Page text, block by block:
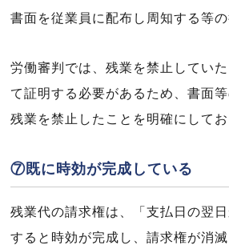
書面を従業員に配布し周知する等の
労働審判では、残業を禁止してい
て証明する必要があるため、書面
残業を禁止したことを明確にしてお
⑦既に時効が完成している
残業代の請求権は、「支払日の翌
すると時効が完成し、請求権が消